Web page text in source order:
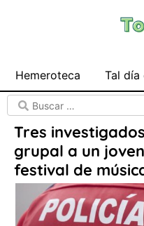
Hemeroteca Tal día
Tres
grupal a un
festival de